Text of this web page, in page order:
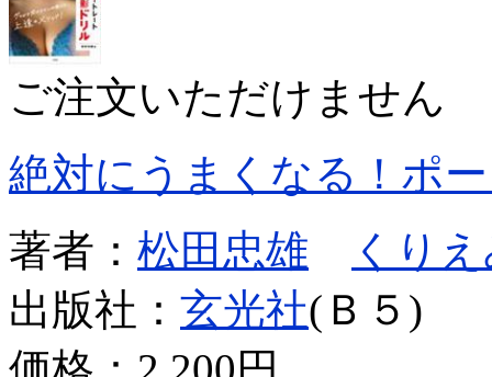
ご注文いただけません
絶対にうまくなる！ポ
著者： 松田忠雄
くり
出版社： 玄光社(Ｂ５)